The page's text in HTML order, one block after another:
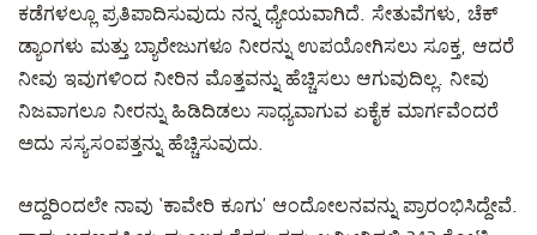
ಕಡೆಗಳಲ್ಲೂ ಪ್ರತಿಪಾದಿಸುವುದು ನನ್ನ ಧ್ಯೇಯವಾಗಿದೆ. ಸೇತುವೆಗಳು, ಚೆಕ್
ಡ್ಯಾಂಗಳು ಮತ್ತು ಬ್ಯಾರೇಜುಗಳೂ ನೀರನ್ನು ಉಪಯೋಗಿಸಲು ಸೂಕ್ತ, ಆದರೆ
ನೀವು ಇವುಗಳಿಂದ ನೀರಿನ ಮೊತ್ತವನ್ನು ಹೆಚ್ಚಿಸಲು ಆಗುವುದಿಲ್ಲ. ನೀವು
ನಿಜವಾಗಲೂ ನೀರನ್ನು ಹಿಡಿದಿಡಲು ಸಾಧ್ಯವಾಗುವ ಏಕೈಕ ಮಾರ್ಗವೆಂದರೆ
ಅದು ಸಸ್ಯಸಂಪತ್ತನ್ನು ಹೆಚ್ಚಿಸುವುದು.
ಆದ್ದರಿಂದಲೇ ನಾವು ‘ಕಾವೇರಿ ಕೂಗು’ ಆಂದೋಲನವನ್ನು ಪ್ರಾರಂಭಿಸಿದ್ದೇವೆ.